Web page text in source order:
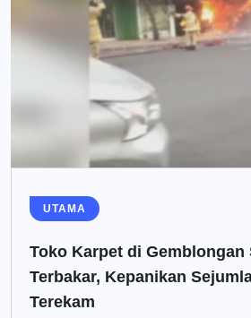
UTAMA
Toko Karpet di Gemblongan
Terbakar, Kepanikan
Terekam